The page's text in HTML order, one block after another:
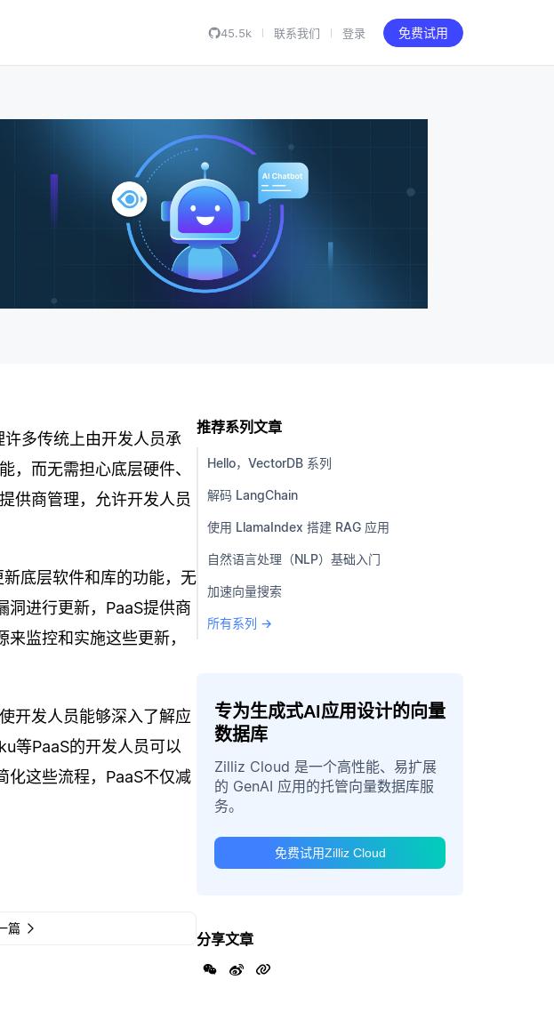
45.5k 联系我们 登录 免费试用
多传统上由开发人员承
，而无需担心底层硬件、
供商管理，允许开发人员
底层软件和库的功能，无
洞进行更新，PaaS提供商
监控和实施这些更新，
开发人员能够深入了解应
等PaaS的开发人员可以
化这些流程，PaaS不仅减
篇
推荐系列文章
Hello，VectorDB 系列
解码 LangChain
使用 LlamaIndex 搭建 RAG 应用
自然语言处理（NLP）基础入门
加速向量搜索
所有系列 →
专为生成式AI应用设计的向量
数据库
Zilliz Cloud 是一个高性能、易扩展
的 GenAI 应用的托管向量数据库服
务。
免费试用Zilliz Cloud
分享文章